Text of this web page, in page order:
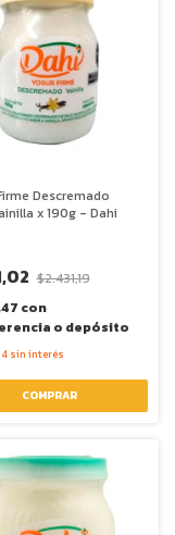
Descremado
x 190g - Dahi
$2.431,19
con
o depósito
sin interés